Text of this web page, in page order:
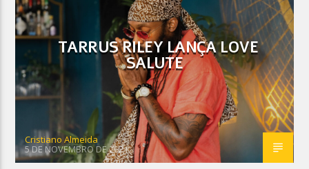
Planeta Reggae
TARRUS RILEY LANÇA LOVE
SALUTE
Cristiano Almeida
5 DE NOVEMBRO DE 2021